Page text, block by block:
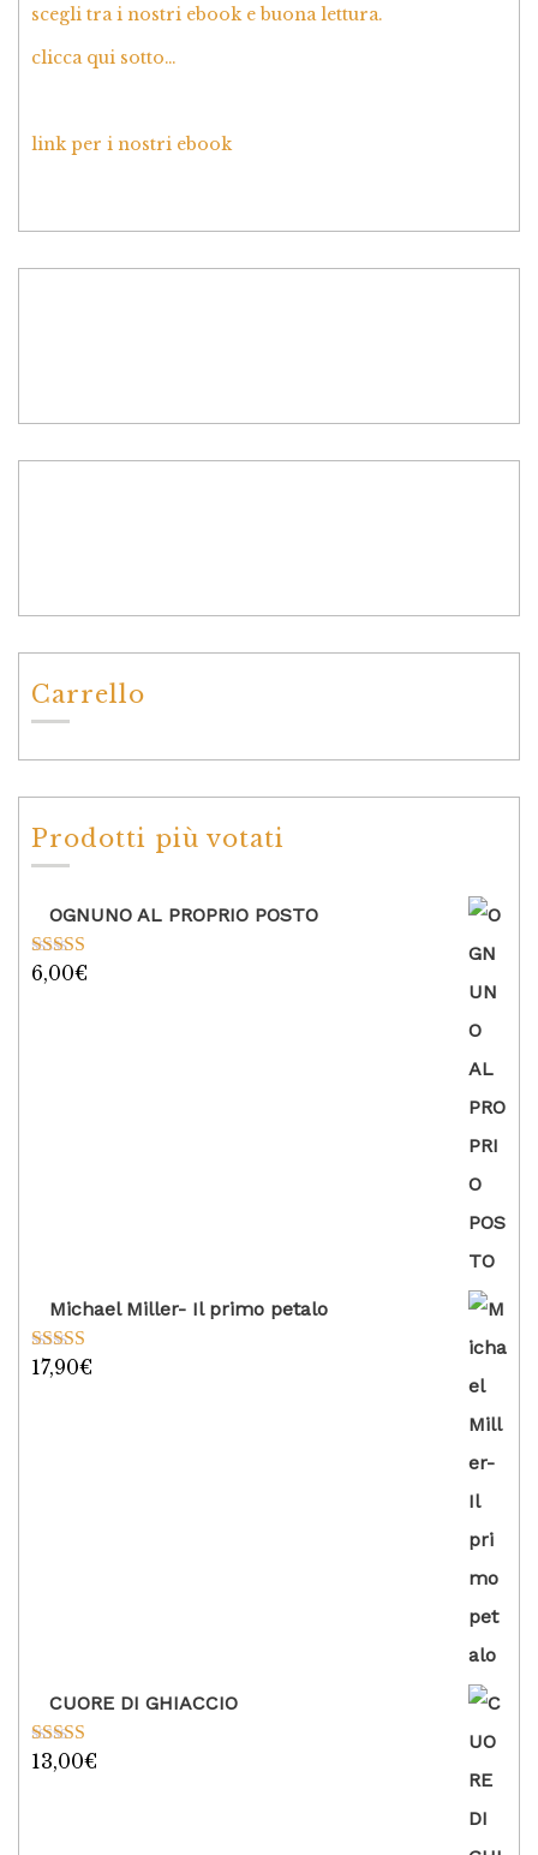
scegli tra i nostri ebook e buona lettura.
clicca qui sotto…
link per i nostri ebook
Carrello
Prodotti più votati
OGNUNO AL PROPRIO POSTO
Valutato
6,00€
Michael Miller- Il primo petalo
Valutato
17,90€
CUORE DI GHIACCIO
Valutato
13,00€